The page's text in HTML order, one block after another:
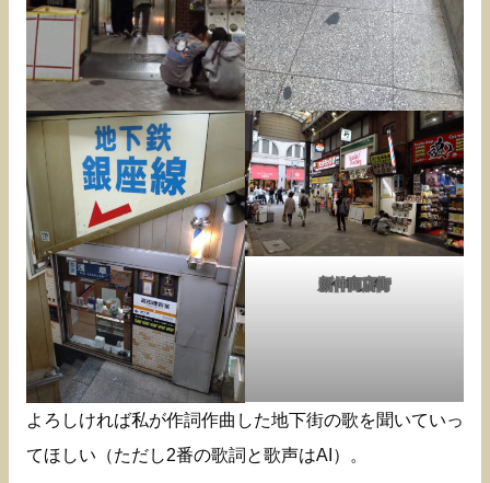
新仲商店街
よろしければ私が作詞作曲した地下街の歌を聞いていっ
てほしい（ただし2番の歌詞と歌声はAI）。